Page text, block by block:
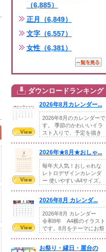
（6,885）
正月（6,849）
文字（6,557）
女性（6,381）
ダウンロードランキング
2026年8月カレンダー...
2026年8月のカレンダーで
す。 季節のかわいいイラ
スト入りで、予定を描き
2026年★8月★おしゃ...
毎年大人気！おしゃれな
レトロデザインカレンダ
ー 使いやすいA4サイズ。
2026年8月 カレンダ...
2026年8月 カレンダー
令和8年 A4横のイラスト
です。8月をテーマにお祭
お祭り・縁日・屋台の